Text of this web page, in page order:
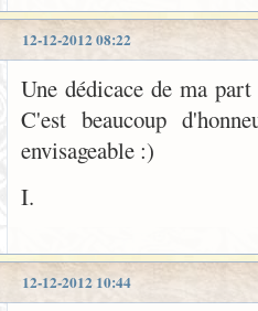
12-12-2012 08:22
Une dédicace de ma
C'est beaucoup
envisageable :)
I.
12-12-2012 10:44